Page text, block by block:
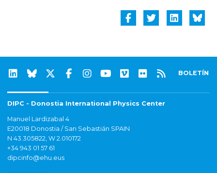
BOLETÍN
DIPC - Donostia International Physics Center
Manuel Lardizabal 4
E20018 Donostia / San Sebastián SPAIN
N 43.305822, W 2.010172
+34 943 01 57 61
dipcinfo@ehu.eus